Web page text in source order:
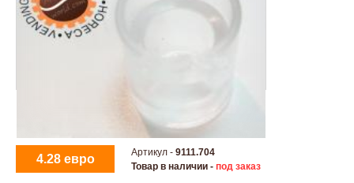
4.28 евро Артикул - 9111.704
Товар в наличии - под заказ